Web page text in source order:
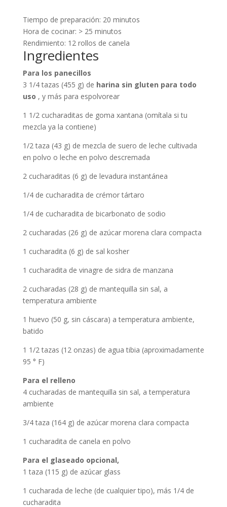
Tiempo de preparación: 20 minutos
Hora de cocinar: > 25 minutos
Rendimiento: 12 rollos de canela
Ingredientes
Para los panecillos
3 1/4 tazas (455 g) de harina sin gluten para todo
uso , y más para espolvorear
1 1/2 cucharaditas de goma xantana (omítala si tu
mezcla ya la contiene)
1/2 taza (43 g) de mezcla de suero de leche cultivada
en polvo o leche en polvo descremada
2 cucharaditas (6 g) de levadura instantánea
1/4 de cucharadita de crémor tártaro
1/4 de cucharadita de bicarbonato de sodio
2 cucharadas (26 g) de azúcar morena clara compacta
1 cucharadita (6 g) de sal kosher
1 cucharadita de vinagre de sidra de manzana
2 cucharadas (28 g) de mantequilla sin sal, a
temperatura ambiente
1 huevo (50 g, sin cáscara) a temperatura ambiente,
batido
1 1/2 tazas (12 onzas) de agua tibia (aproximadamente
95 ° F)
Para el relleno
4 cucharadas de mantequilla sin sal, a temperatura
ambiente
3/4 taza (164 g) de azúcar morena clara compacta
1 cucharadita de canela en polvo
Para el glaseado opcional,
1 taza (115 g) de azúcar glass
1 cucharada de leche (de cualquier tipo), más 1/4 de
cucharadita